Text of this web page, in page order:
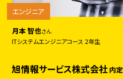
エンジニア
月本 智也さん
ITシステムエンジニアコース 2年生
旭情報サービス株式会社内定